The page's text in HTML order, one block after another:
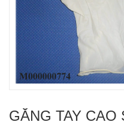
GĂNG TAY CAO